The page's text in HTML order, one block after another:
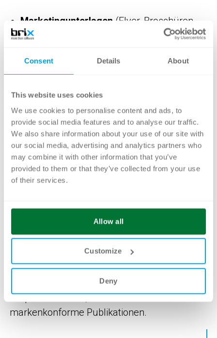
Consent Details About
This website uses cookies
We use cookies to personalise content and ads, to
provide social media features and to analyse our traffic.
We also share information about your use of our site with
our social media, advertising and analytics partners who
may combine it with other information that you’ve
provided to them or that they’ve collected from your use
of their services.
Allow all
Customize
Deny
Marketingunterlagen (Flyer, Broschüren,
Messeunterlagen)
Factsheets mit standardisierten
Informationsblöcken
Automatisierte Publikationenaus PIM-,
ERP, CMS- oder DAM-Systemen
FAZIT
Ein Print Grid ist weit mehr als ein
Gestaltungshilfsmittel – es ist das Fundament
für professionelle, skalierbare und
markenkonforme Publikationen.